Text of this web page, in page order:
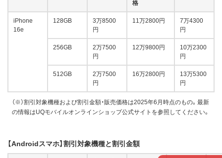
格
iPhone
16e
128GB
3万8500
円
11万2800円
7万4300
円
256GB
2万7500
円
12万9800円
10万2300
円
512GB
2万7500
円
16万2800円
13万5300
円
（※）割引対象機種および割引金額・販売価格は2025年6月時点のもの。最新
の情報はUQモバイルオンラインショップ公式サイトを参照してください。
【Androidスマホ】割引対象機種と割引金額